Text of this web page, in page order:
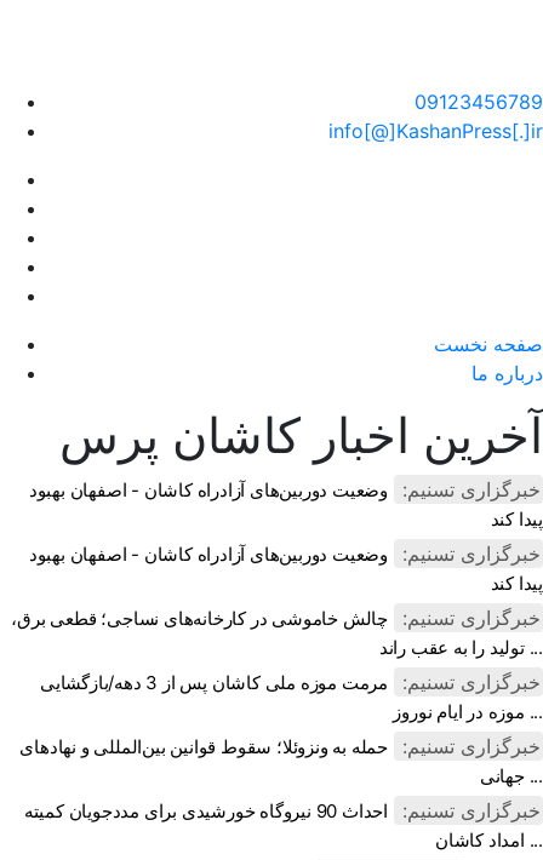
09123456789
info[@]KashanPress[.]ir
صفحه نخست
درباره ما
آخرین اخبار کاشان پرس
خبرگزاری تسنیم:
وضعیت دوربین‌های آزادراه کاشان - اصفهان بهبود
پیدا کند
خبرگزاری تسنیم:
وضعیت دوربین‌های آزادراه کاشان - اصفهان بهبود
پیدا کند
خبرگزاری تسنیم:
چالش خاموشی در کارخانه‌های نساجی؛ قطعی برق،
تولید را به عقب راند ...
خبرگزاری تسنیم:
مرمت موزه ملی کاشان پس از 3 دهه/بازگشایی
موزه در ایام نوروز ...
خبرگزاری تسنیم:
حمله به ونزوئلا؛ سقوط قوانین بین‌المللی و نهادهای
جهانی ...
خبرگزاری تسنیم:
احداث 90 نیروگاه خورشیدی برای مددجویان کمیته
امداد کاشان ...